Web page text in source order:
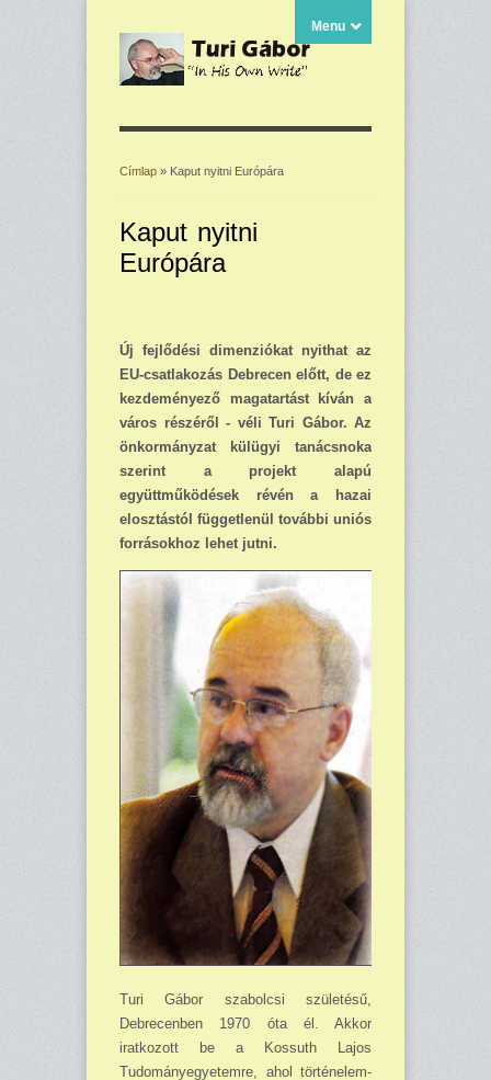
Menu
Címlap » Kaput nyitni Európára
Kaput nyitni
Európára
Új fejlődési dimenziókat nyithat az
EU-csatlakozás Debrecen előtt, de ez
kezde­ményező magatartást kíván a
város ré­széről - véli Turi Gábor. Az
önkormányzat külügyi tanács­noka
szerint a projekt ala­pú
együttműködések révén a hazai
elosz­tástól függetlenül további uniós
források­hoz lehet jutni.
Turi Gábor szabolcsi születésű,
Debrecenben 1970 óta él. Akkor
iratkozott be a Kossuth Lajos
Tudományegyetemre, ahol történelem-